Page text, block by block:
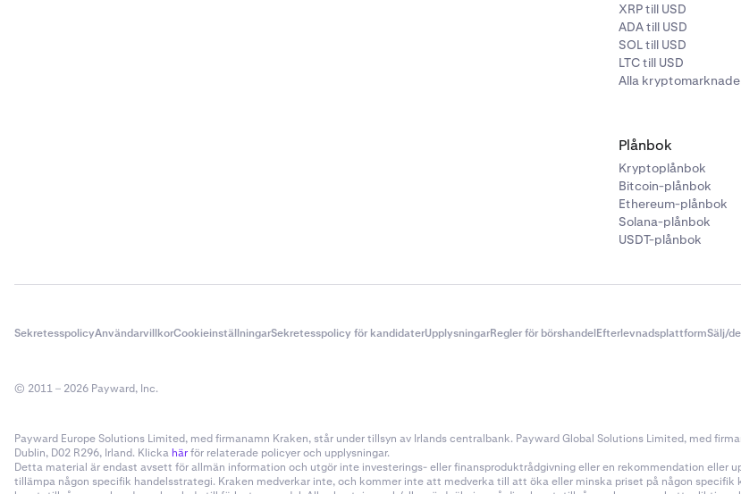
XRP till USD
ADA till USD
SOL till USD
LTC till USD
Alla
Plånbok
Kryptoplånbok
Bitcoin-plånbok
Ethereum-plånbok
Solana-plånbok
USDT-plånbok
SekretesspolicyAnvändarvillkorCookieinställningarSekretesspolicy för kandidaterUpplysningarRegler för börshandelEfterlevnadsplattformSälj/
© 2011 – 2026 Payward, Inc.
Payward Europe Solutions Limited, med firmanamn Kraken, står under tillsyn av Irlands centralbank. Payward Global Solutions Limited, med
Dublin, D02 R296, Irland. Klicka härför relaterade policyer och upplysningar.
Detta material är endast avsett för allmän information och utgör inte investerings- eller finansproduktrådgivning eller en rekommendation eller
tillämpa någon specifik handelsstrategi. Kraken medverkar inte, och kommer inte att medverka till att öka eller minska priset på någon